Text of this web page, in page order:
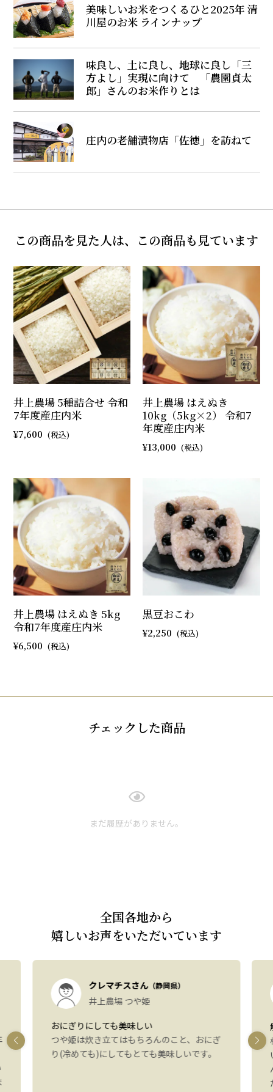
美味しいお米をつくるひと――2025年 清
川屋のお米 ラインナップ
味良し、土に良し、地球に良し――「三
方よし」実現に向けて 「農園貞太
郎」さんのお米作りとは
庄内の老舗漬物店「佐徳」を訪ねて
この商品を見た人は、この商品も見ています
井上農場 5種詰合せ 令和
7年度産庄内米
7,600
井上農場 はえぬき
10kg（5kg×2） 令和7
年度産庄内米
13,000
井上農場 はえぬき 5kg
令和7年度産庄内米
6,500
黒豆おこわ
2,250
チェックした商品
まだ履歴がありません。
全国各地から
嬉しいお声をいただいています
クレマチスさん（静岡県）
井上農場 つや姫
おにぎりにしても美味しい
つや姫は炊き立てはもちろんのこと、おにぎ
り(冷めても)にしてもとても美味しいです。